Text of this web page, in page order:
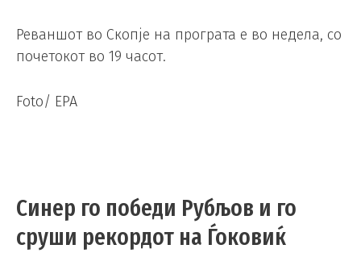
Реваншот во Скопје на програта е во недела, со
почетокот во 19 часот.
Foto/ EPA
Синер го победи Рубљов и го
сруши рекордот на Ѓоковиќ